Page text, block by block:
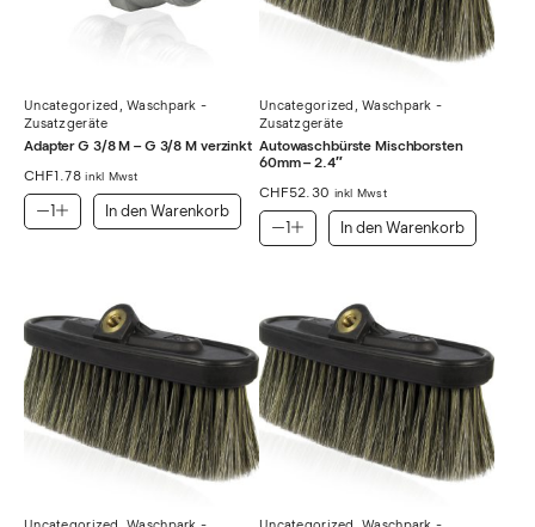
Uncategorized ,Waschpark -
Zusatzgeräte
Adapter G 3/8 M – G 3/8 M verzinkt
CHF1.78 inkl Mwst
In den Warenkorb
Uncategorized ,Waschpark -
Zusatzgeräte
Autowaschbürste Mischborsten
60mm – 2.4″
CHF52.30 inkl Mwst
In den Warenkorb